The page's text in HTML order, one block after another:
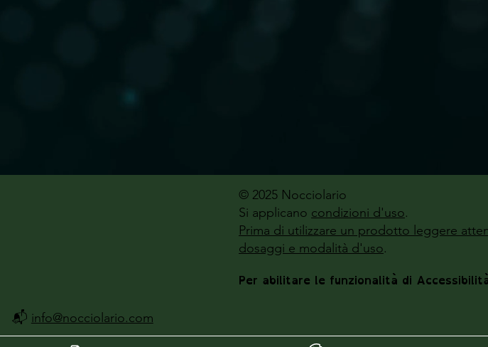
© 2025 Nocciolario
Si applicano condizioni d'uso.
Prima di utilizzare un prodotto leggere
dosaggi e modalità d'uso.
Per abilitare le funzionalità di
📬 info@nocciolario.com